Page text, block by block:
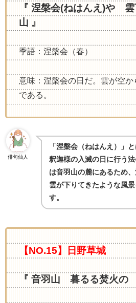
『 涅槃会(ねはんえ)や
山 』
季語：涅槃会（春）
意味：涅槃会の日だ。雲が空
である。
俳句仙人
「涅槃会（ねはんえ）」
釈迦様の入滅の日に行う
は音羽山の麓にあるため
雲が下りてきたような風
す。
【NO.15】日野草城
『 音羽山 暮るる焚火の